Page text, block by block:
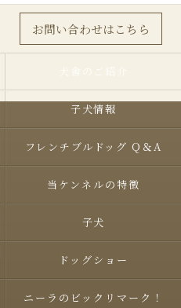
お問い合わせはこちら
犬舎のご紹介
子犬情報
フレンチブルドッグ Q＆A
当ケンネルの特徴
子犬
ドッグショー
ニーラのビックリマーク！